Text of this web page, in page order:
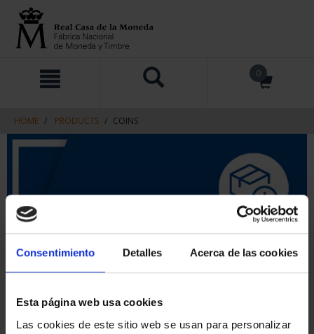
Consentimiento Detalles Acerca de las cookies
Esta página web usa cookies
Las cookies de este sitio web se usan para personalizar
navigation
0
HOME PRODUCTS COINS